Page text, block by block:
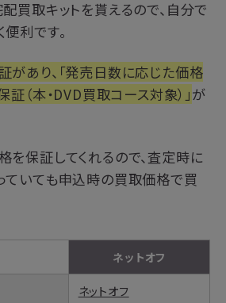
買取キットを貰えるので、自分で
利です。
あり、「発売日数に応じた価格
証（本・DVD買取コース対象）」が
保証してくれるので、査定時に
ていても申込時の買取価格で買
ネットオフ
ネットオフ